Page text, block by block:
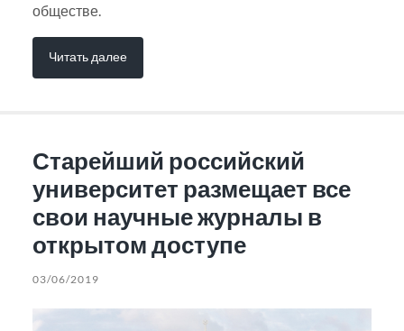
обществе.
Читать далее
Старейший российский
университет размещает все
свои научные журналы в
открытом доступе
03/06/2019